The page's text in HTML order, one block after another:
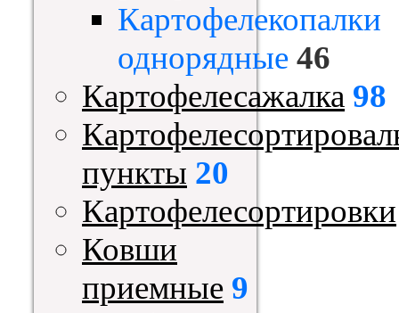
Картофелекопалки
однорядные 46
Картофелесажалка 98
пункты 20
Картофелесортировки
Ковши
приемные 9